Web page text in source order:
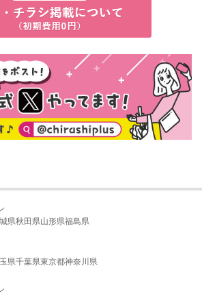
県秋田県山形県福島県
県千葉県東京都神奈川県